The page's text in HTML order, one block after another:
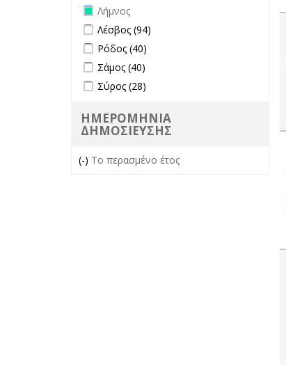
Remove Λήμνος filter
Λήμνος
Apply Λέσβος filter
Λέσβος (94)
Apply Ρόδος filter
Ρόδος (40)
Apply Σάμος filter
Σάμος (40)
Apply Σύρος filter
Σύρος (28)
ΗΜΕΡΟΜΗΝΙΑ
ΔΗΜΟΣΙΕΥΣΗΣ
(-) Remove Το περασμένο έτος filter
Το περασμένο έτος